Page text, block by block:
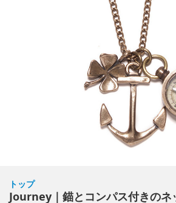
トップ
Journey｜錨とコンパス付きのネ